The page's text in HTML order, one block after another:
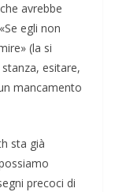
avrebbe
egli non
(la si
esitare,
mancamento
sta già
precoci di